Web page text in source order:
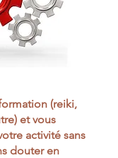
(reiki,
et vous
activité sans
douter en